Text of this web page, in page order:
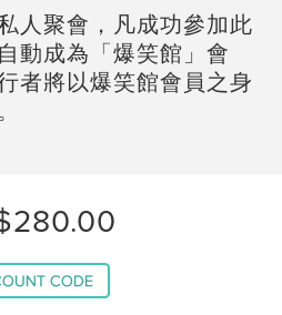
人聚會，凡成功參加此
動成為「爆笑館」會
者將以爆笑館會員之身